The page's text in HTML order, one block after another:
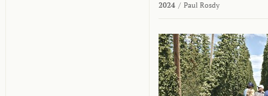
2024 / Paul Rosdy